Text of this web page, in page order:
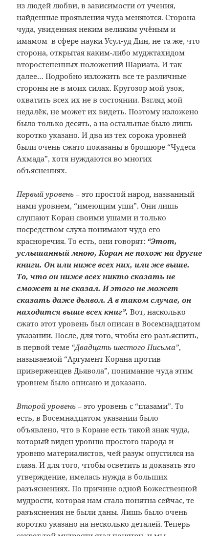
из людей любви, в зависимости от учения,
найденные проявления чуда меняются. Сторона
чуда, увиденная неким великим учёным и
имамом в сфере науки Усул-уд Дин, не та же, что
сторона, открытая каким-либо муджтахидом
второстепенных положений Шариата. И так
далее… Подробно изложить все те различные
стороны не в моих силах. Кругозор мой узок,
охватить всех их не в состоянии. Взгляд мой
недалёк, не может их видеть. Поэтому изложено
было только десять, а на остальные было лишь
коротко указано. И два из тех сорока уровней
были очень сжато показаны в брошюре “Чудеса
Ахмада”, хотя нуждаются во многих
объяснениях.
Первый уровень– это простой народ, названный
нами уровнем, “имеющим уши”. Они лишь
слушают Коран своими ушами и только
посредством слуха понимают чудо его
красноречия. То есть, они говорят: “Этот,
услышанный мною, Коран не похож на другие
книги. Он или ниже всех них, или же выше.
То, что он ниже всех никто сказать не
сможет и не сказал. И этого не может
сказать даже дьявол. А в таком случае, он
находится выше всех книг”. Вот, насколько
сжато этот уровень был описан в Восемнадцатом
указании. После, для того, чтобы его разъяснить,
в первой теме “Двадцать шестого Письма”,
называемой “Аргумент Корана против
приверженцев Дьявола”, понимание чуда этим
уровнем было описано и доказано.
Второй уровень– это уровень с “глазами”. То
есть, в Восемнадцатом указании было
объявлено, что в Коране есть такой знак чуда,
который виден уровню простого народа и
уровню материалистов, чей разум опустился на
глаза. И для того, чтобы осветить и доказать это
утверждение, имелась нужда в больших
разъяснениях. По причине одной Божественной
мудрости, которая нам стала понятна сейчас, те
разъяснения не были даны. Лишь было очень
коротко указано на несколько деталей. Теперь